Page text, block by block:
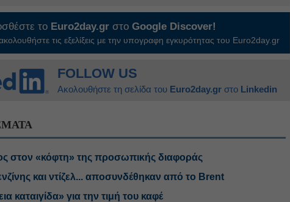
το Euro2day.gr στοGoogle Discover!
τις εξελίξεις με την υπογραφη εγκυρότητας του Euro2day.gr
FOLLOW US
Ακολουθήστε τη σελίδα του Euro2day.gr στο Linkedin
στον «κόφτη» της προσωπικής διαφοράς
και ντίζελ... αποσυνδέθηκαν από το Brent
καταιγίδα» για την τιμή του καφέ